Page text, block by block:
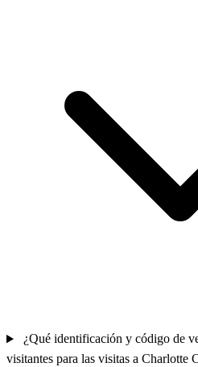
¿Qué identificación y código de
visitantes para las visitas a Charlotte